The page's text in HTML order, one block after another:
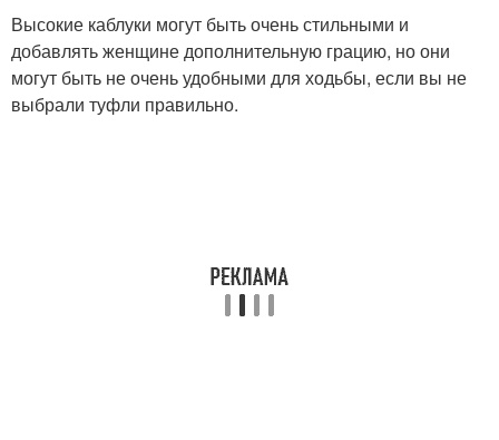
Высокие каблуки могут быть очень стильными и
добавлять женщине дополнительную грацию, но они
могут быть не очень удобными для ходьбы, если вы не
выбрали туфли правильно.